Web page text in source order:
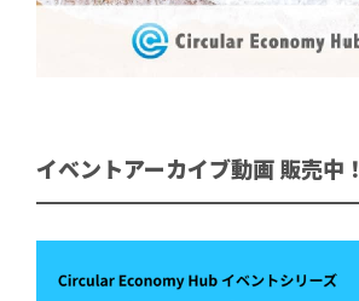
イベントアーカイブ動画 販売中！